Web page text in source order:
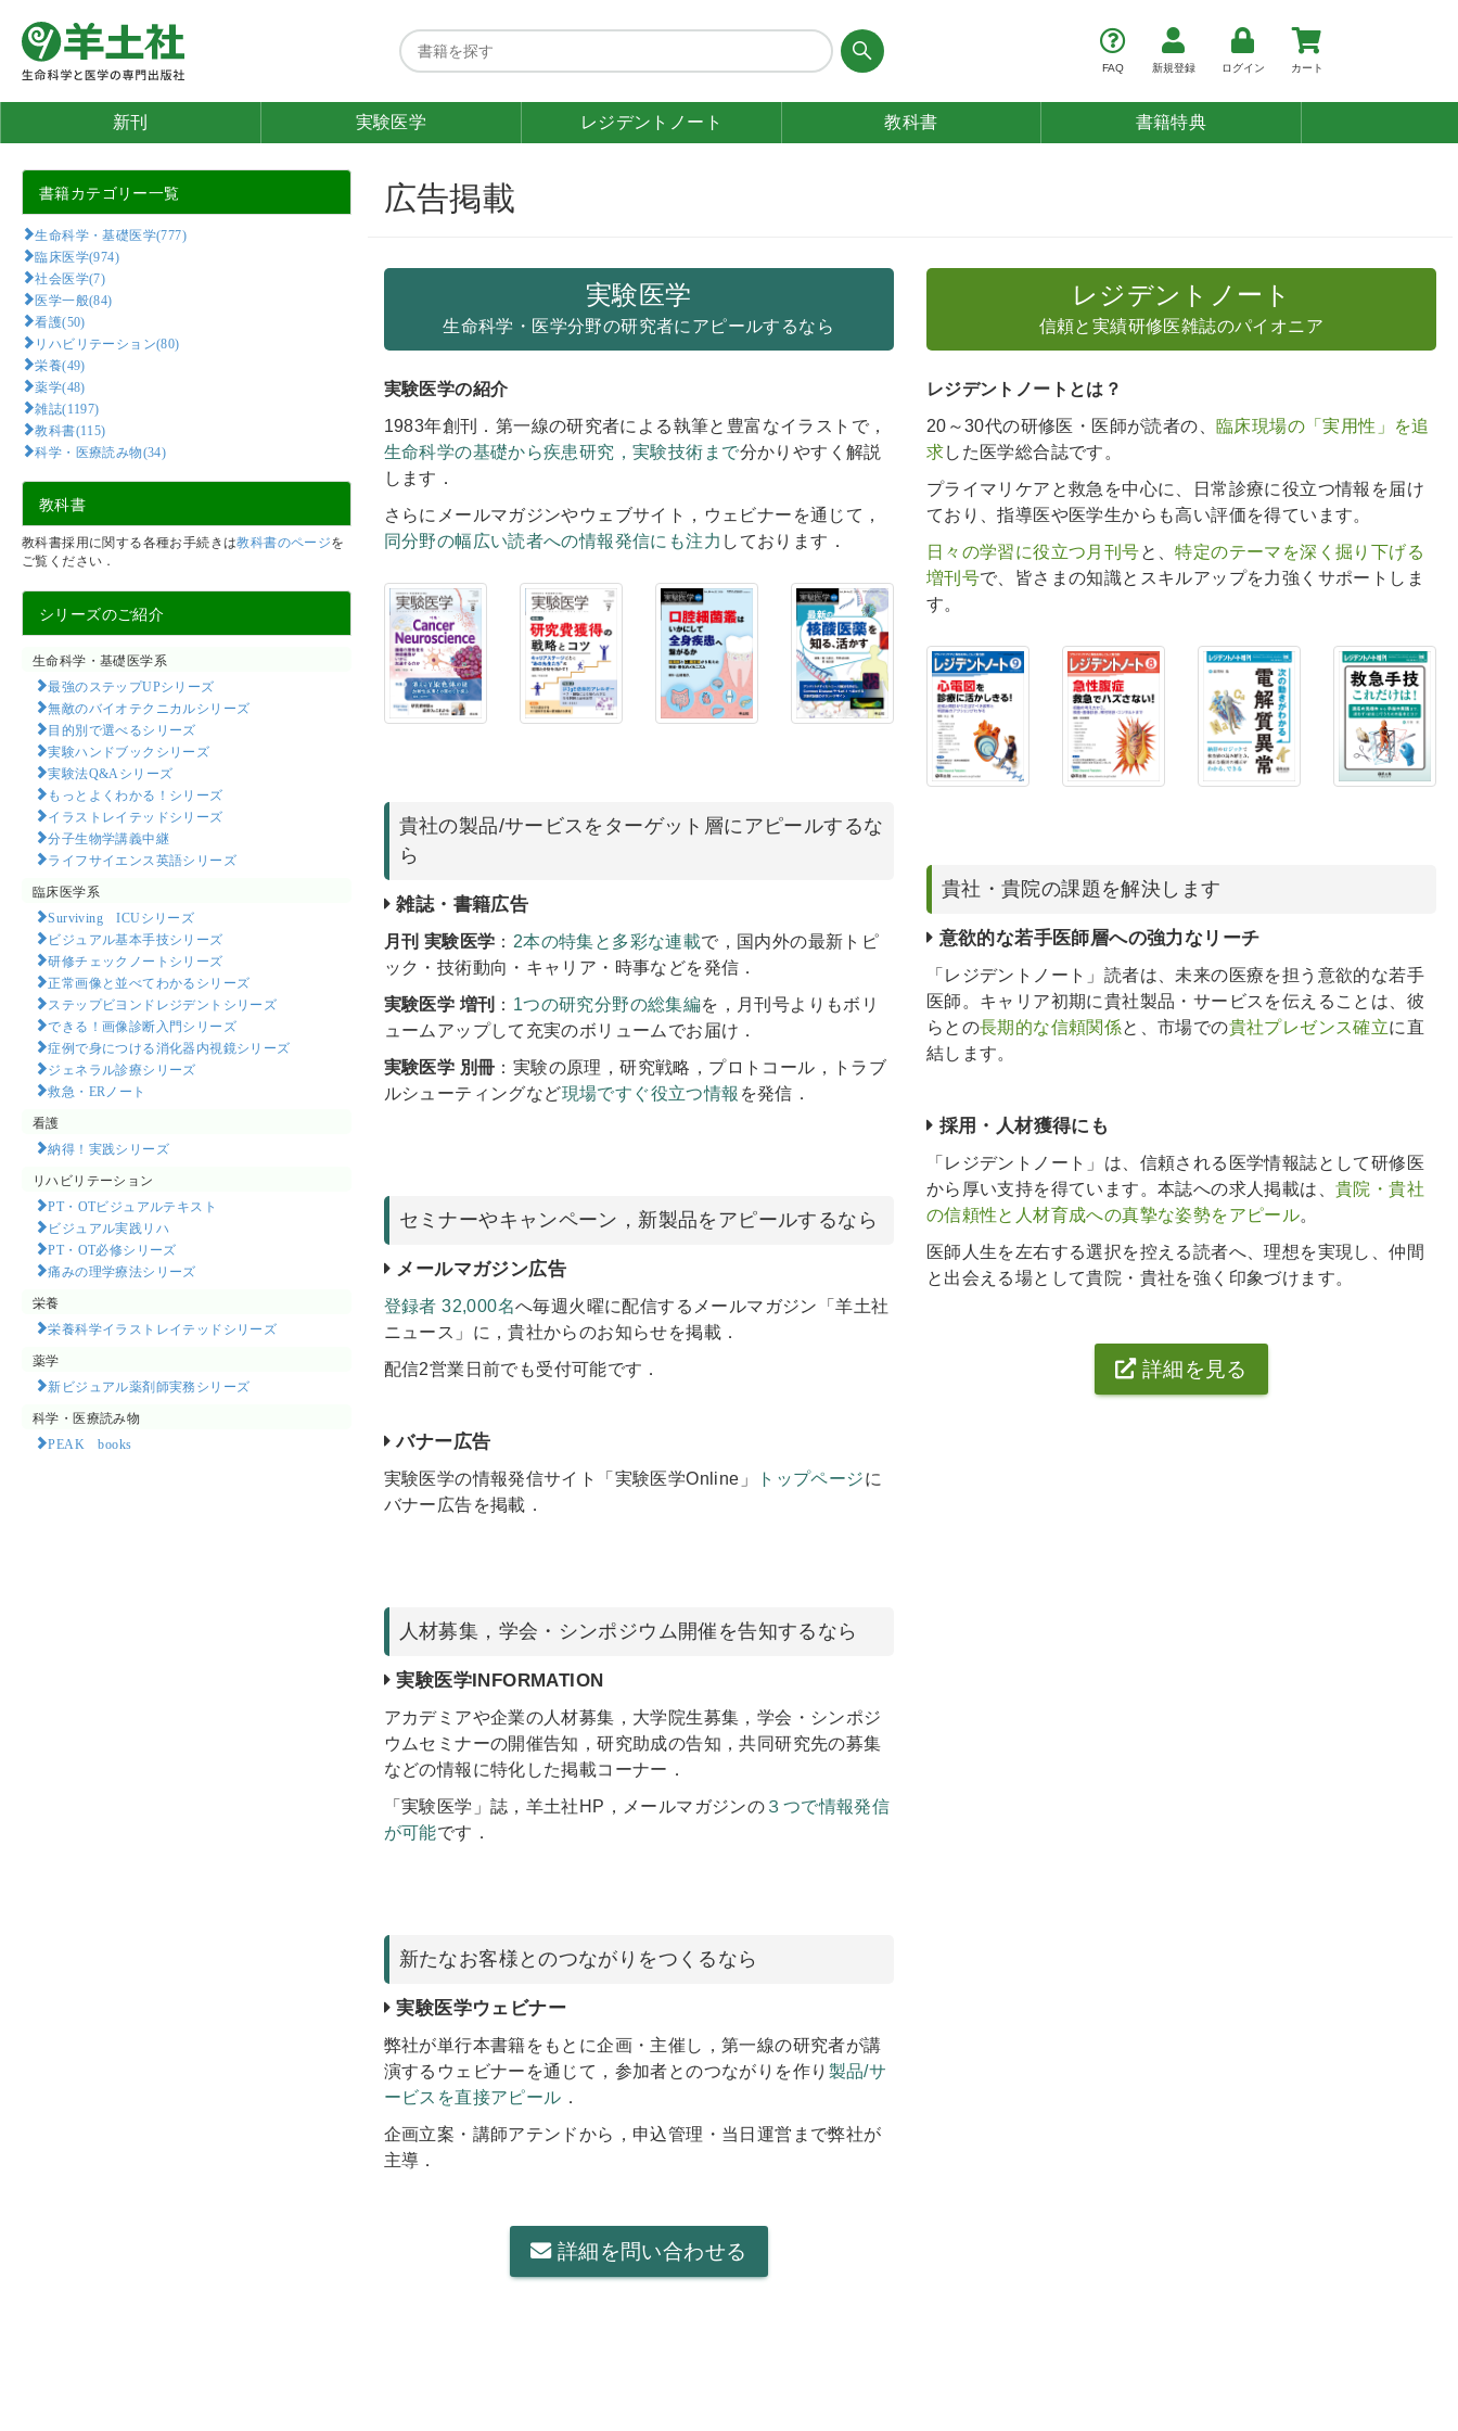
FAQ 新規登録 ログイン カート
新刊 実験医学 レジデント ノート 教科書 書籍特典
書籍カテゴリー一覧
生命科学・基礎医学(777)
臨床医学(974)
社会医学(7)
医学一般(84)
看護(50)
リハビリテーション(80)
栄養(49)
薬学(48)
雑誌(1197)
教科書(115)
科学・医療読み物(34)
教科書
教科書採用に関する各種お手続きは教科書のページを
ご覧ください．
シリーズのご紹介
生命科学・基礎医学系
最強のステップUPシリーズ
無敵のバイオテクニカルシリーズ
目的別で選べるシリーズ
実験ハンドブックシリーズ
実験法Q&Aシリーズ
もっとよくわかる！シリーズ
イラストレイテッドシリーズ
分子生物学講義中継
ライフサイエンス英語シリーズ
臨床医学系
Surviving ICUシリーズ
ビジュアル基本手技シリーズ
研修チェックノートシリーズ
正常画像と並べてわかるシリーズ
ステップビヨンドレジデントシリーズ
できる！画像診断入門シリーズ
症例で身につける消化器内視鏡シリーズ
ジェネラル診療シリーズ
救急・ERノート
看護
納得！実践シリーズ
リハビリテーション
PT・OTビジュアルテキスト
ビジュアル実践リハ
PT・OT必修シリーズ
痛みの理学療法シリーズ
栄養
栄養科学イラストレイテッドシリーズ
薬学
新ビジュアル薬剤師実務シリーズ
科学・医療読み物
PEAK books​
広告掲載
実験医学
生命科学・医学分野の研究者にアピールするなら
実験医学の紹介
1983年創刊．第一線の研究者による執筆と豊富なイラストで，
生命科学の基礎から疾患研究，実験技術まで分かりやすく解説
します．
さらにメールマガジンやウェブサイト，ウェビナーを通じて，
同分野の幅広い読者への情報発信にも注力 しております．
貴社の製品/サービスをターゲット層にアピールするな
ら
雑誌・書籍広告
月刊 実験医学 ： 2本の特集と多彩な連載で，国内外の最新トピ
ック・技術動向・キャリア・時事などを発信．
実験医学 増刊
： 1つの研究分野の総集編を，月刊号よりもボリ
ュームアップして充実のボリュームでお届け．
実験医学 別冊 ：実験の原理，研究戦略，プロトコール，トラブ
ルシューティングなど現場ですぐ役立つ情報 を発信．
セミナーやキャンペーン，新製品をアピールするなら
メールマガジン広告
登録者 32,000名へ毎週火曜に配信するメールマガジン「羊土社
ニュース」に，貴社からのお知らせを掲載．
配信2営業日前でも受付可能です．
バナー広告
実験医学の情報発信サイト「実験医学Online」 トップページに
バナー広告を掲載．
人材募集，学会・シンポジウム開催を告知するなら
実験医学INFORMATION
アカデミアや企業の人材募集，大学院生募集，学会・シンポジ
ウムセミナーの開催告知，研究助成の告知，共同研究先の募集
などの情報に特化した掲載コーナー．
「実験医学」誌，羊土社HP，メールマガジンの ３つで情報発信
が可能です．
新たなお客様とのつながりをつくるなら
実験医学ウェビナー
弊社が単行本書籍をもとに企画・主催し，第一線の研究者が講
演するウェビナーを通じて，参加者とのつながりを作り 製品/サ
ービスを直接アピール ．
企画立案・講師アテンドから，申込管理・当日運営まで弊社が
主導．
詳細を問い合わせる
レジデントノート
信頼と実績研修医雑誌のパイオニア
レジデントノートとは？
20～30代の研修医・医師が読者の、 臨床現場の「実用性」を追
求した医学総合誌です。
プライマリケアと救急を中心に、日常診療に役立つ情報を届け
ており、指導医や医学生からも高い評価を得ています。
日々の学習に役立つ月刊号と、特定のテーマを深く掘り下げる
増刊号で、皆さまの知識とスキルアップを力強くサポートしま
す。
貴社・貴院の課題を解決します
意欲的な若手医師層への強力なリーチ
「レジデントノート」読者は、未来の医療を担う意欲的な若手
医師。キャリア初期に貴社製品・サービスを伝えることは、彼
らとの長期的な信頼関係と、市場での貴社プレゼンス確立に直
結します。
採用・人材獲得にも
「レジデントノート」は、信頼される医学情報誌として研修医
から厚い支持を得ています。本誌への求人掲載は、 貴院・貴社
の信頼性と人材育成への真摯な姿勢をアピール。
医師人生を左右する選択を控える読者へ、理想を実現し、仲間
と出会える場として貴院・貴社を強く印象づけます。
詳細を見る